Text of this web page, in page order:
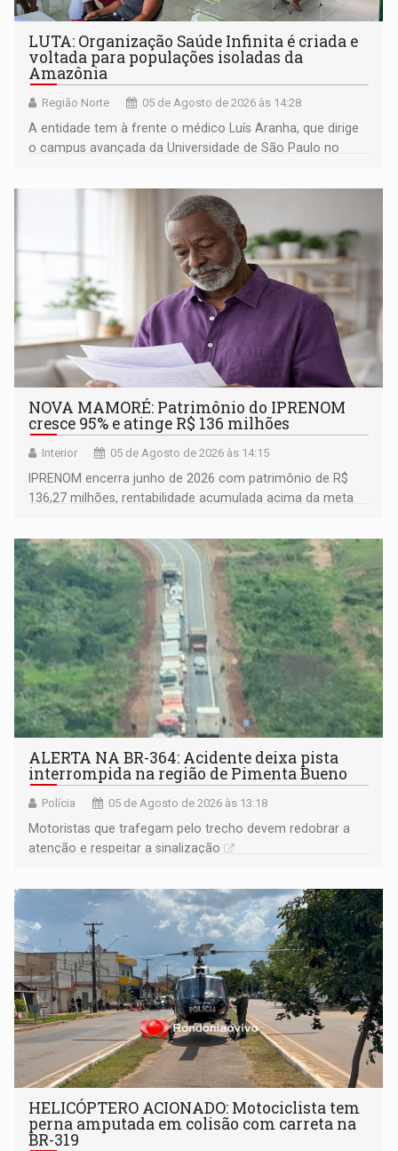
LUTA: Organização Saúde Infinita é criada e
voltada para populações isoladas da
Amazônia
Região Norte 05 de Agosto de 2026 às 14:28
A entidade tem à frente o médico Luís Aranha, que dirige
o campus avançada da Universidade de São Paulo no
NOVA MAMORÉ: Patrimônio do IPRENOM
cresce 95% e atinge R$ 136 milhões
Interior 05 de Agosto de 2026 às 14:15
IPRENOM encerra junho de 2026 com patrimônio de R$
136,27 milhões, rentabilidade acumulada acima da meta
ALERTA NA BR-364: Acidente deixa pista
interrompida na região de Pimenta Bueno
Polícia 05 de Agosto de 2026 às 13:18
​Motoristas que trafegam pelo trecho devem redobrar a
atenção e respeitar a sinalização
HELICÓPTERO ACIONADO: Motociclista tem
perna amputada em colisão com carreta na
BR-319